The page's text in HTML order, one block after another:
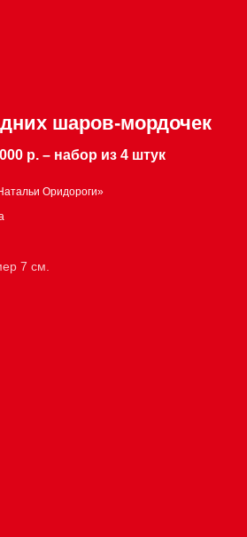
шаров-мордочек
р. – набор из 4 штук
Оридороги»
7 см.